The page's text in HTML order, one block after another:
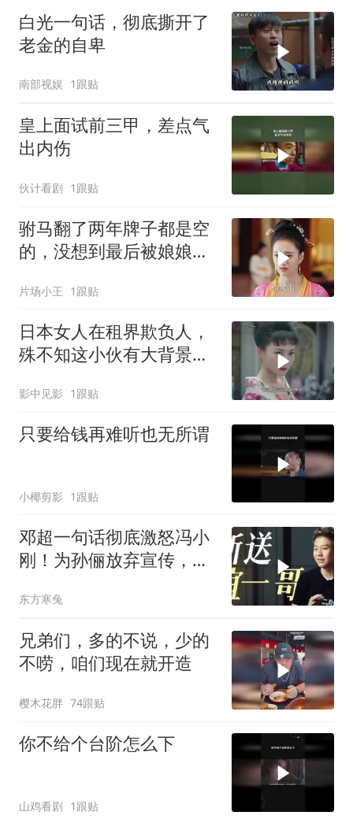
白光一句话，彻底撕开了
老金的自卑
南部视娱 1跟贴
皇上面试前三甲，差点气
出内伤
伙计看剧 1跟贴
驸马翻了两年牌子都是空
的，没想到最后被娘娘助
片场小王 1跟贴
日本女人在租界欺负人，
殊不知这小伙有大背景，
影中见影 1跟贴
只要给钱再难听也无所谓
小椰剪影 1跟贴
邓超一句话彻底激怒冯小
刚！为孙俪放弃宣传，断
东方寒兔
兄弟们，多的不说，少的
不唠，咱们现在就开造
樱木花胖 74跟贴
你不给个台阶怎么下
山鸡看剧 1跟贴